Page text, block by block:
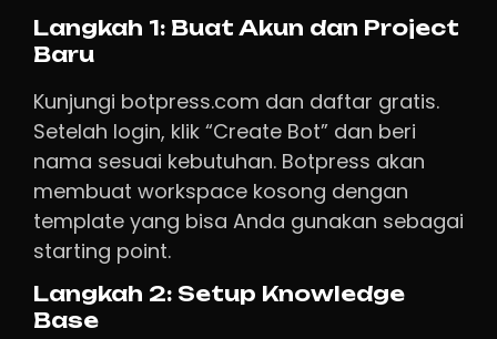
Langkah 1: Buat Akun dan Project
Baru
Kunjungi botpress.com dan daftar gratis.
Setelah login, klik “Create Bot” dan beri
nama sesuai kebutuhan. Botpress akan
membuat workspace kosong dengan
template yang bisa Anda gunakan sebagai
starting point.
Langkah 2: Setup Knowledge
Base